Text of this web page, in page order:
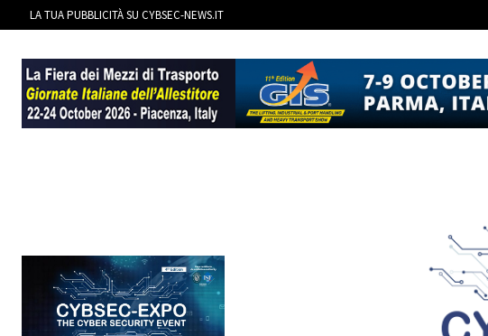
LA TUA PUBBLICITÀ SU CYBSEC-NEWS.IT